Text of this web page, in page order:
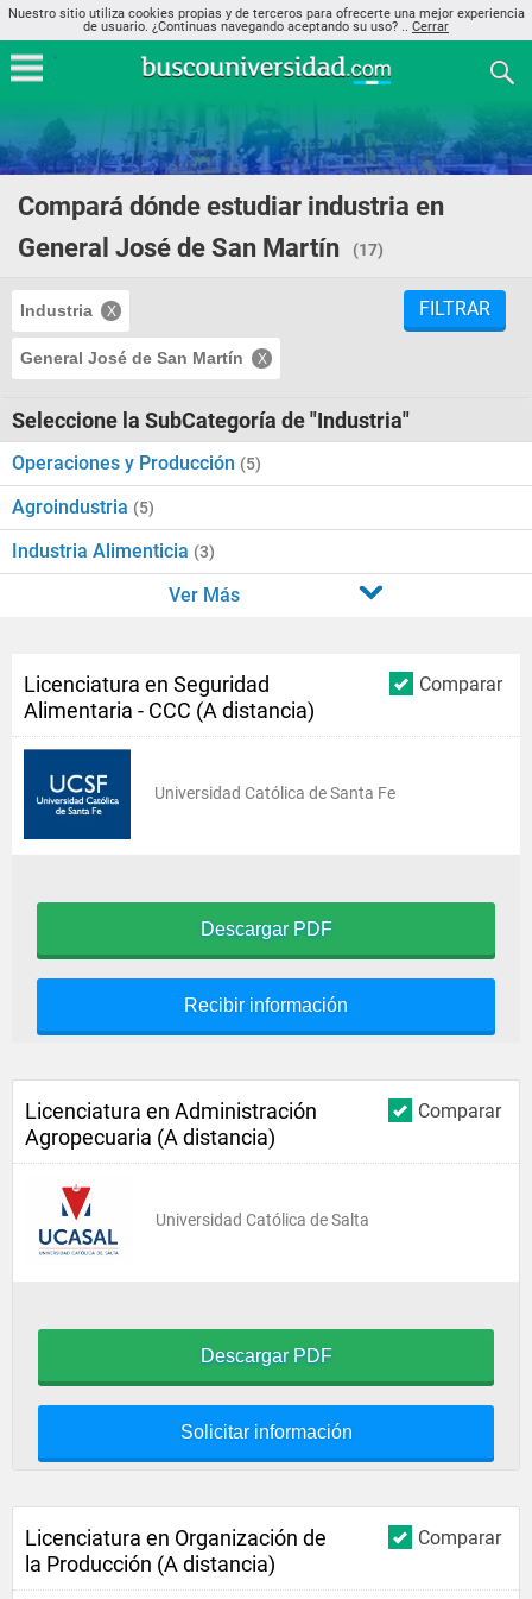
Nuestro sitio utiliza cookies propias y de terceros para ofrecerte una mejor experiencia
de usuario. ¿Continuas navegando aceptando su uso? .. Cerrar
Compará dónde estudiar industria en
General José de San Martín
(17)
Industria
General José de San Martín
FILTRAR
Seleccione la SubCategoría de "Industria"
Operaciones y Producción (5)
Agroindustria (5)
Industria Alimenticia (3)
Ver Más
Comparar
Licenciatura en Seguridad
Alimentaria - CCC (A distancia)
Universidad Católica de Santa Fe
Descargar PDF
Recibir información
Comparar
Licenciatura en Administración
Agropecuaria (A distancia)
Universidad Católica de Salta
Descargar PDF
Solicitar información
Comparar
Licenciatura en Organización de
la Producción (A distancia)